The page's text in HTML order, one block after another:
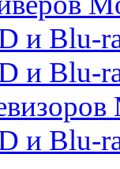
и Blu-
и Blu-
и Blu-